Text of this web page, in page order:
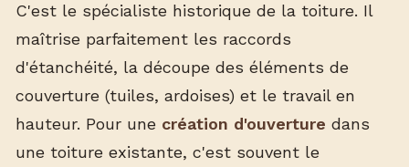
C'est le spécialiste historique de la toiture. Il
maîtrise parfaitement les raccords
d'étanchéité, la découpe des éléments de
couverture (tuiles, ardoises) et le travail en
hauteur. Pour une création d'ouverture dans
une toiture existante, c'est souvent le